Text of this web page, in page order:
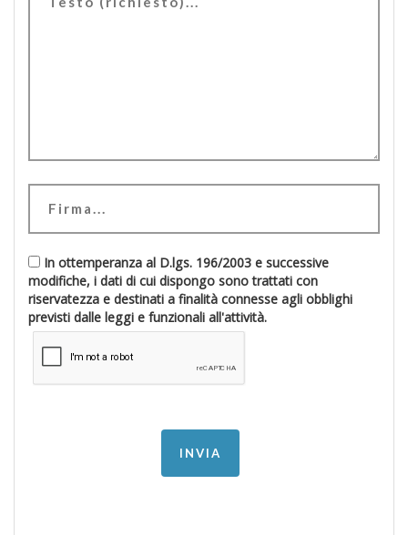
In ottemperanza al D.lgs. 196/2003 e successive
modifiche, i dati di cui dispongo sono trattati con
riservatezza e destinati a finalità connesse agli obblighi
previsti dalle leggi e funzionali all'attività.